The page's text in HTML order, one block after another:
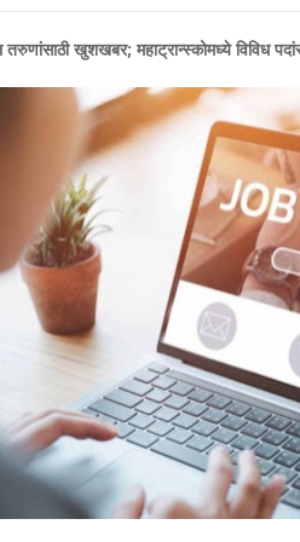
तरुणांसाठी खुशखबर; महाट्रान्स्कोमध्ये विविध